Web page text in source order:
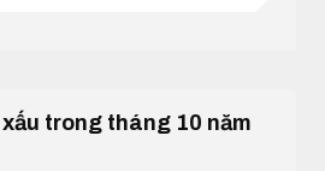
trong tháng 10 năm